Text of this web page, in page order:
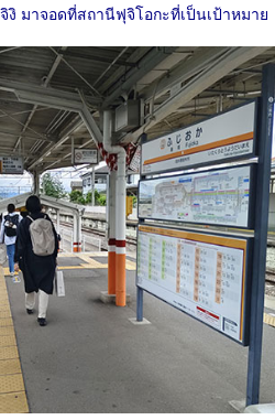
มาจอดที่สถานีฟุจิโอกะที่เป็นเป้าหมาย